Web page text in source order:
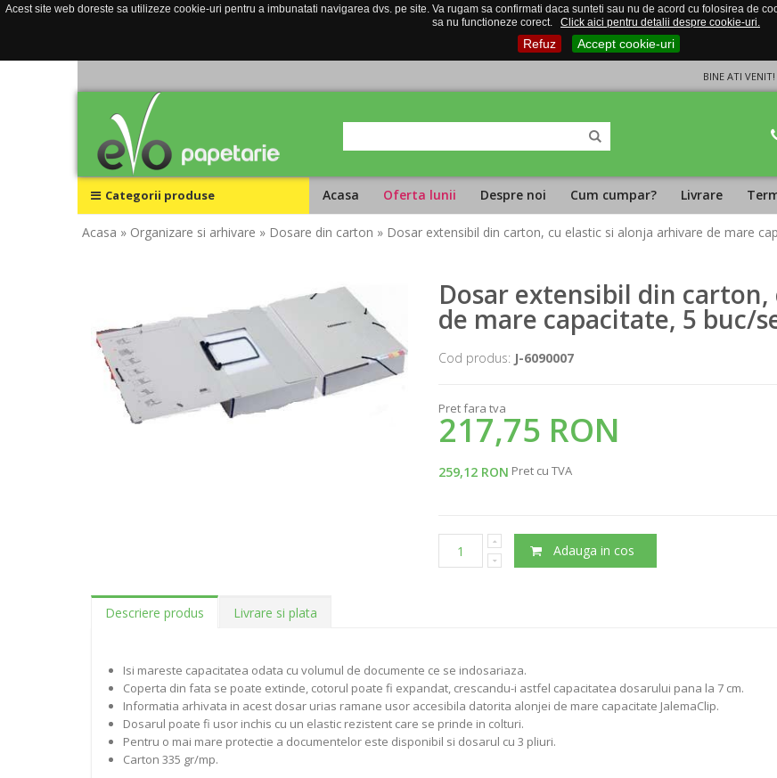
Acest site web doreste sa utilizeze cookie-uri pentru a imbunatati navigarea dvs. pe site. Va rugam sa confirmati daca sunteti sau nu de acord cu folosirea de
sa nu functioneze corect.
Click aici pentru detalii despre cookie-uri.
Refuz Accept cookie-uri
BINE ATI VENIT!
Categorii produse Acasa Oferta lunii Despre noi Cum cumpar? Livrare
Acasa » Organizare si arhivare » Dosare din carton » Dosar extensibil din carton, cu elastic si alonja arhivare de mare
Dosar extensibil din
de mare capacitate, 5 buc/
Cod produs: J-6090007
Pret fara tva
217,75 RON
259,12 RON Pret cu TVA
Adauga in cos
Descriere produs Livrare si plata
Isi mareste capacitatea odata cu volumul de documente ce se indosariaza.
Coperta din fata se poate extinde, cotorul poate fi expandat, crescandu-i astfel capacitatea dosarului pana la 7 cm.
Informatia arhivata in acest dosar urias ramane usor accesibila datorita alonjei de mare capacitate JalemaClip.
Dosarul poate fi usor inchis cu un elastic rezistent care se prinde in colturi.
Pentru o mai mare protectie a documentelor este disponibil si dosarul cu 3 pliuri.
Carton 335 gr/mp.